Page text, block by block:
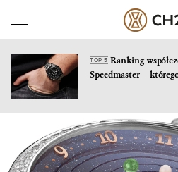
content
TOP 5Ranking
Speedmaster –